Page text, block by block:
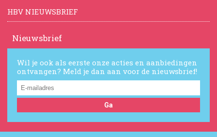
HBV NIEUWSBRIEF
Nieuwsbrief
Wil je ook als eerste onze acties en aanbiedingen
ontvangen? Meld je dan aan voor de nieuwsbrief!
Ga